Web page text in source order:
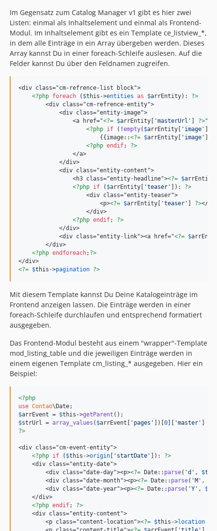
Im Gegensatz zum Catalog Manager v1 gibt es hier zwei
Listen: einmal als Inhaltselement und einmal als Frontend-
Modul. Im Inhaltselement gibt es ein Template ce_listview_*,
in dem alle Einträge in ein Array übergeben werden. Dieses
Array kannst Du in einer foreach-Schleife auslesen. Auf die
Felder kannst Du über den Feldnamen zugreifen.
<div class="cm-refrence-list block">
<?php foreach ( $this ->entities as $arrEntity): ?>
        <div class="cm-refrence-entity">
            <div class="entity-image">
                <a href="
<?= $arrEntity 'masterUrl ' ?>">
<?php if (!empty( $arrEntity ' image '
                        {{image::
<?= $arrEntity ' image '
<?php endif; ?>
                </a>
            </div>
            <div class="entity-content">
                <h3 class="entity-headline">
<?= $arrEntity
<?php if ( $arrEntity 'teaser ' ]): ?>
                    <div class="entity-teaser">
                        <p>
<?= $arrEntity 'teaser ' ?></p>
                    </div>
<?php endif; ?>
            </div>
            <div class="entity-link"><a href="
<?= $
        </div>
<?php endforeach; ?>
<?= $this ->pagination ?>
Mit diesem Template kannst Du Deine Katalogeinträge im
Frontend anzeigen lassen. Die Einträge werden in einer
foreach-Schleife durchlaufen und entsprechend formatiert
ausgegeben.
Das Frontend-Modul besteht aus einem "wrapper"-Template
mod_listing_table und die jeweiligen Einträge werden in
einem eigenen Template cm_listing_* ausgegeben. Hier ein
Beispiel:
<?php
use Contao\ Date
$arrEvent = $this ->getParent
$strUrl = array_values ( $arrEvent ' pages ' ])[ 0 'master '
?>
<div class="cm-event-entity">
<?php if ( $this ->origin ' startDate ' ]): ?>
    <div class="entity-date">
        <div class="date-day"><p>
<?= Date:: parse( 'd ' , $
        <div class="date-month"><p>
<?= Date:: parse( ' M ' ,
        <div class="date-year"><p>
<?= Date:: parse( 'Y ' , $
    </div>
<?php endif; ?>
    <div class="entity-content">
        <p class="content-location">
<?= $this ->location